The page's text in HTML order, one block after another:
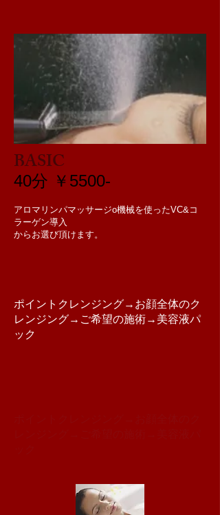
BASIC
​40分 ￥5500-
アロマリンパマッサージo機械を使ったVC&コ
ラーゲン導入
からお選び頂けます。
​ポイントクレンジング→お顔全体のク
レンジング→ご希望の施術→美容液パ
ック